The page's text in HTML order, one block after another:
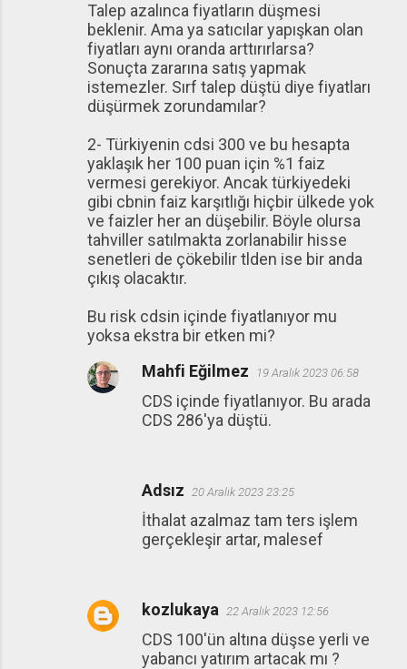
Talep azalınca fiyatların düşmesi
beklenir. Ama ya satıcılar yapışkan olan
fiyatları aynı oranda arttırırlarsa?
Sonuçta zararına satış yapmak
istemezler. Sırf talep düştü diye fiyatları
düşürmek zorundamılar?
2- Türkiyenin cdsi 300 ve bu hesapta
yaklaşık her 100 puan için %1 faiz
vermesi gerekiyor. Ancak türkiyedeki
gibi cbnin faiz karşıtlığı hiçbir ülkede yok
ve faizler her an düşebilir. Böyle olursa
tahviller satılmakta zorlanabilir hisse
senetleri de çökebilir tlden ise bir anda
çıkış olacaktır.
Bu risk cdsin içinde fiyatlanıyor mu
yoksa ekstra bir etken mi?
Mahfi Eğilmez 19 Aralık 2023 06:58
CDS içinde fiyatlanıyor. Bu arada
CDS 286'ya düştü.
Adsız 20 Aralık 2023 23:25
İthalat azalmaz tam ters işlem
gerçekleşir artar, malesef
kozlukaya 22 Aralık 2023 12:56
CDS 100'ün altına düşse yerli ve
yabancı yatırım artacak mı ?